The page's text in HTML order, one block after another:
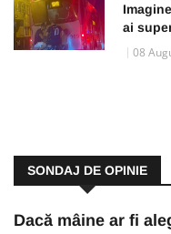
ai
08
SONDAJ DE OPINIE
Dacă mâine ar fi